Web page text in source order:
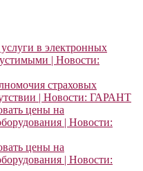
в электронных
| Новости:
страховых
| Новости: ГАРАНТ
цены на
| Новости:
цены на
| Новости: